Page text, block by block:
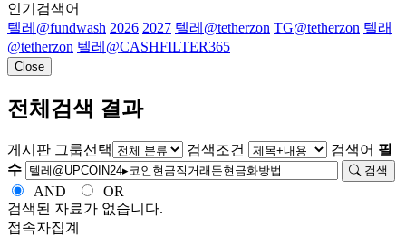
인기검색어
텔레@fundwash 2026 2027 텔레@tetherzon TG@tetherzon 텔래
@tetherzon 텔레@CASHFILTER365
Close
전체검색 결과
게시판 그룹선택 검색조건 검색어 필
수
검색
AND
OR
검색된 자료가 없습니다.
접속자집계